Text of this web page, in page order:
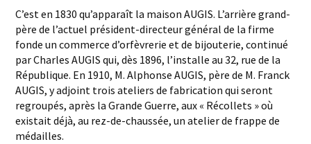
C’est en 1830 qu’apparaît la maison AUGIS. L’arrière grand-
père de l’actuel président-directeur général de la firme
fonde un commerce d’orfèvrerie et de bijouterie, continué
par Charles AUGIS qui, dès 1896, l’installe au 32, rue de la
République. En 1910, M. Alphonse AUGIS, père de M. Franck
AUGIS, y adjoint trois ateliers de fabrication qui seront
regroupés, après la Grande Guerre, aux « Récollets » où
existait déjà, au rez-de-chaussée, un atelier de frappe de
médailles.